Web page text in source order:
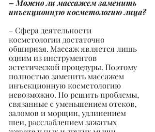
– Можно ли массажем заменить
инъекционную косметологию лица?
– Сфера деятельности
косметологии достаточно
обширная. Массаж является лишь
одним из инструментов
эстетической процедуры. Поэтому
полностью заменить массажем
инъекционную косметологию
невозможно. Но решить проблемы,
связанные с уменьшением отеков,
заломов и морщин, удлинением
шеи, расслаблением зажатых